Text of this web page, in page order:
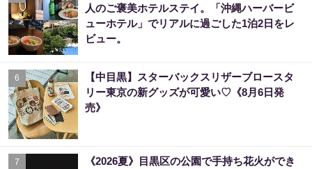
人のご褒美ホテルステイ。「沖縄ハーバービ
ューホテル」でリアルに過ごした1泊2日をレ
ビュー。
6
【中目黒】スターバックスリザーブロースタ
リー東京の新グッズが可愛い♡《8月6日発
売》
7
《2026夏》目黒区の公園で手持ち花火ができ